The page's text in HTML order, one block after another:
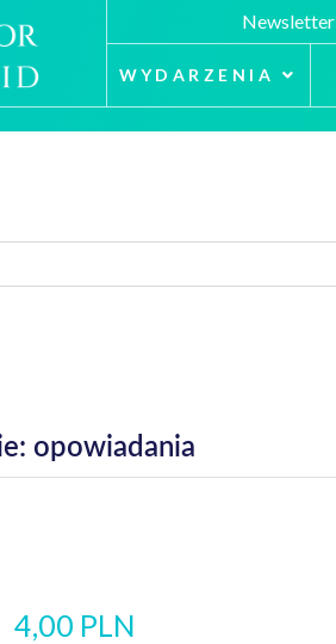
Newsletter
WYDARZENIA
opowiadania
4,00 PLN